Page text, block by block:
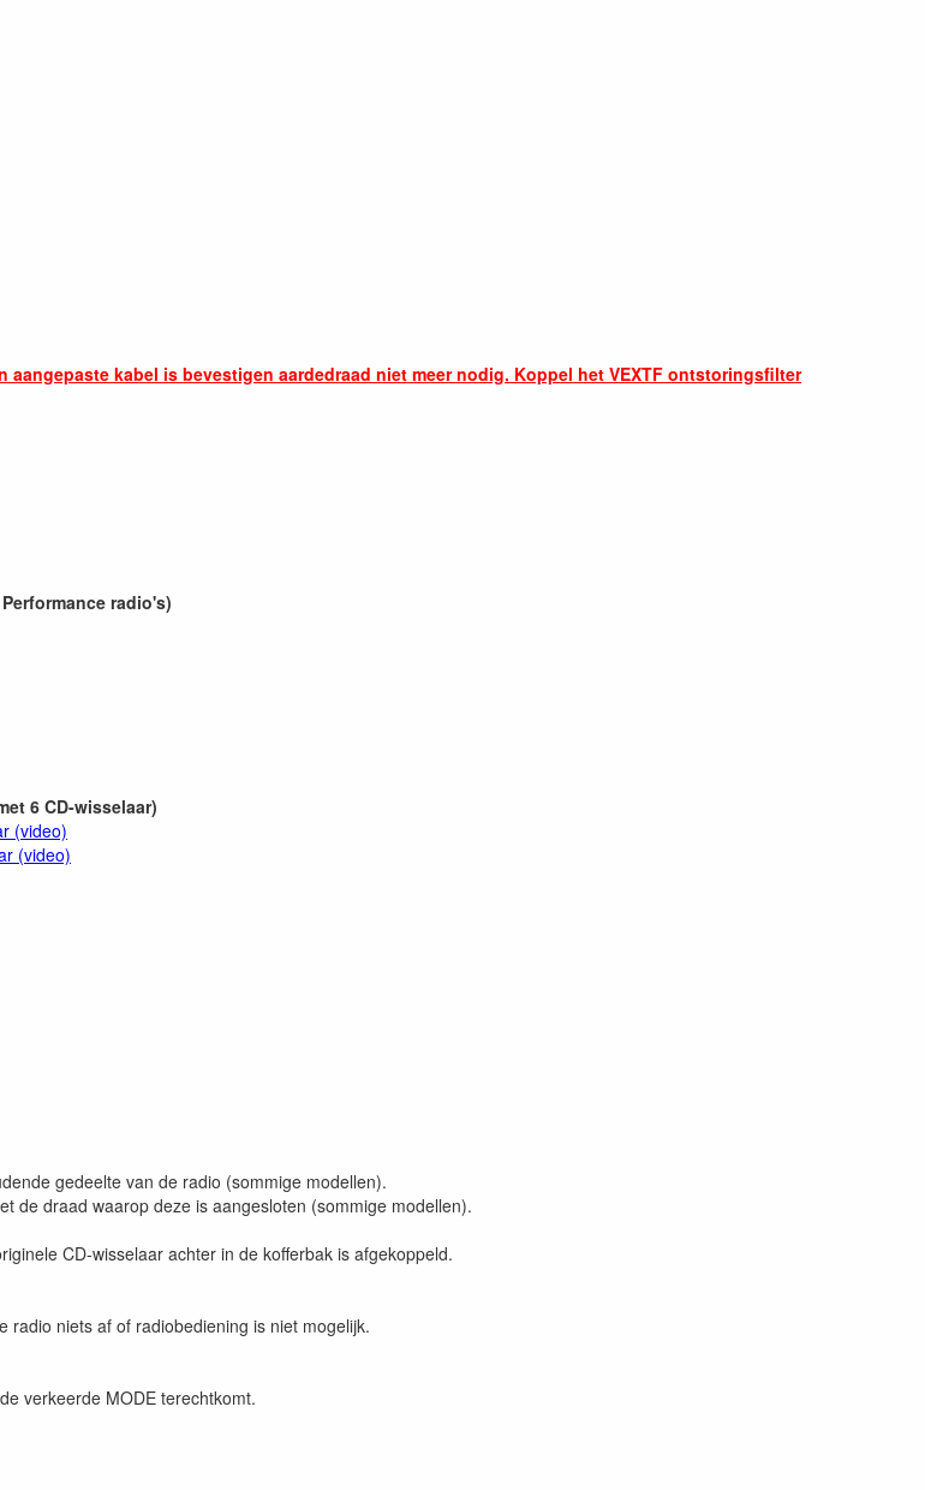
aangepaste kabel is bevestigen aardedraad niet meer nodig. Koppel het VEXTF ontstoringsfilter
radio's)
6 CD-wisselaar)
(video)
(video)
gedeelte van de radio (sommige modellen).
de draad waarop deze is aangesloten (sommige modellen).
CD-wisselaar achter in de kofferbak is afgekoppeld.
niets af of radiobediening is niet mogelijk.
verkeerde MODE terechtkomt.